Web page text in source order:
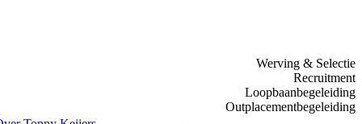
Werving & Selectie
Recruitment
Loopbaanbegeleiding
Outplacementbegeleiding